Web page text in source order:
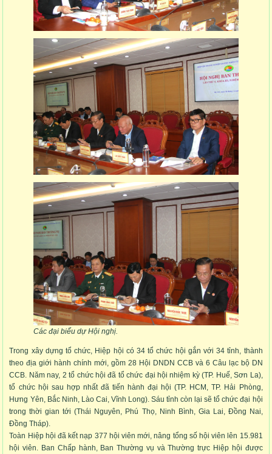
Các đại biểu dự Hội nghị.
Trong xây dựng tổ chức, Hiệp hội có 34 tổ chức hội gắn với 34 tỉnh, thành
theo địa giới hành chính mới, gồm 28 Hội DNDN CCB và 6 Câu lạc bộ DN
CCB. Năm nay, 2 tổ chức hội đã tổ chức đại hội nhiệm kỳ (TP. Huế, Sơn La),
tổ chức hội sau hợp nhất đã tiến hành đại hội (TP. HCM, TP. Hải Phòng,
Hưng Yên, Bắc Ninh, Lào Cai, Vĩnh Long). Sáu tỉnh còn lại sẽ tổ chức đại hội
trong thời gian tới (Thái Nguyên, Phú Thọ, Ninh Bình, Gia Lai, Đồng Nai,
Đồng Tháp).
Toàn Hiệp hội đã kết nạp 377 hội viên mới, nâng tổng số hội viên lên 15.981
hội viên. Ban Chấp hành, Ban Thường vụ và Thường trực Hiệp hội được